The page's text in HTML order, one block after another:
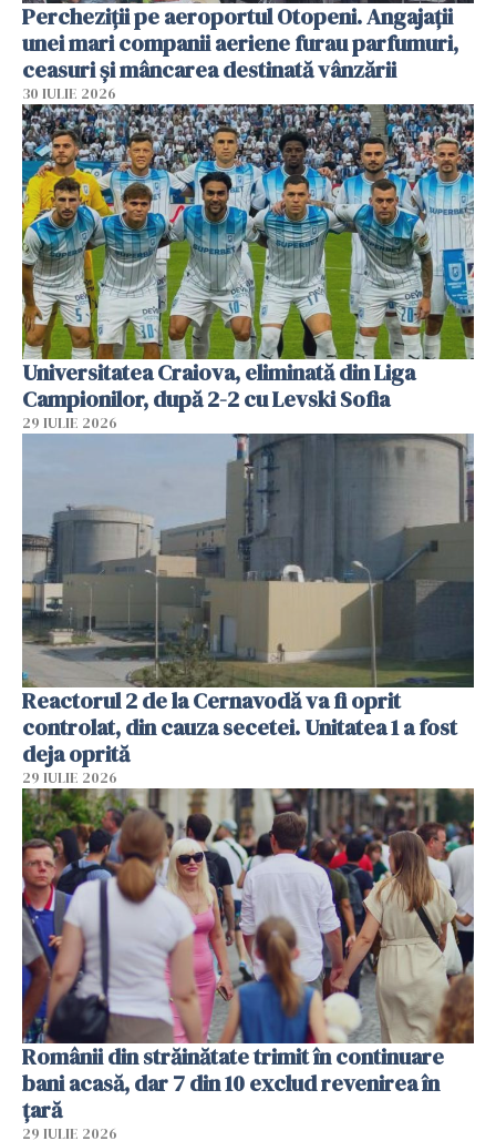
Percheziții pe aeroportul Otopeni. Angajații
unei mari companii aeriene furau parfumuri,
ceasuri și mâncarea destinată vânzării
30 IULIE 2026
Universitatea Craiova, eliminată din Liga
Campionilor, după 2-2 cu Levski Sofia
29 IULIE 2026
Reactorul 2 de la Cernavodă va fi oprit
controlat, din cauza secetei. Unitatea 1 a fost
deja oprită
29 IULIE 2026
Românii din străinătate trimit în continuare
bani acasă, dar 7 din 10 exclud revenirea în
țară
29 IULIE 2026